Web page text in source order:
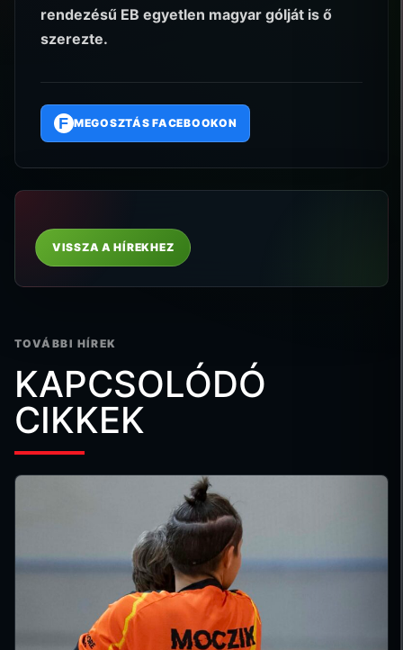
rendezésű EB egyetlen magyar gólját is ő
szerezte.
F MEGOSZTÁS FACEBOOKON
VISSZA A HÍREKHEZ
TOVÁBBI HÍREK
KAPCSOLÓDÓ
CIKKEK